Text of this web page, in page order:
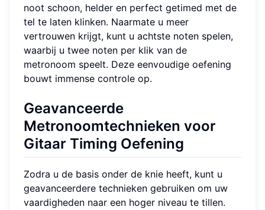
noot schoon, helder en perfect getimed met de
tel te laten klinken. Naarmate u meer
vertrouwen krijgt, kunt u achtste noten spelen,
waarbij u twee noten per klik van de
metronoom speelt. Deze eenvoudige oefening
bouwt immense controle op.
Geavanceerde
Metronoomtechnieken voor
Gitaar Timing Oefening
Zodra u de basis onder de knie heeft, kunt u
geavanceerdere technieken gebruiken om uw
vaardigheden naar een hoger niveau te tillen.